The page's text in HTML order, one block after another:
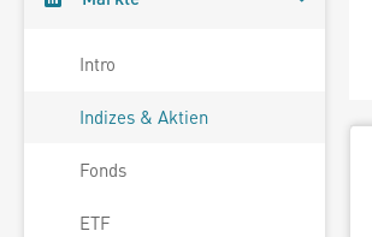
Intro
Indizes & Aktien
Fonds
ETF